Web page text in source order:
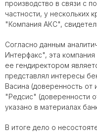
производство в связи с
частности, у нескольких
"Компания АКС",
Согласно данным
Интерфакс", эта
ее гендиректором
представлял интересы
Васина (доверенность от
"Редсис" (доверенности
указано в материалах
В итоге дело о